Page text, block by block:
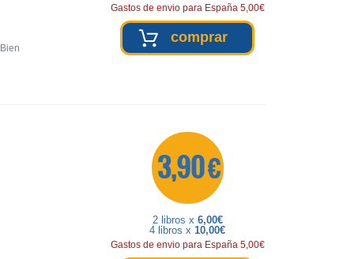
Bien
Gastos de envio para España 5,00€
comprar
3,90 €
2 libros x 6,00€
4 libros x 10,00€
Gastos de envio para España 5,00€